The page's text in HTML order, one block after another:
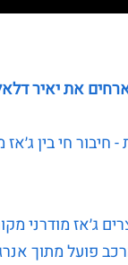
את יאיר
- חיבור חי בין
ג׳אז מודרני
פועל מתוך